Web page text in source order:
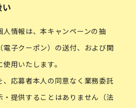
人情報は、本キャンペーンの抽
電子クーポン）の送付、および関
用いたします。
、応募者本人の同意なく業務委託
提供することはありません（法